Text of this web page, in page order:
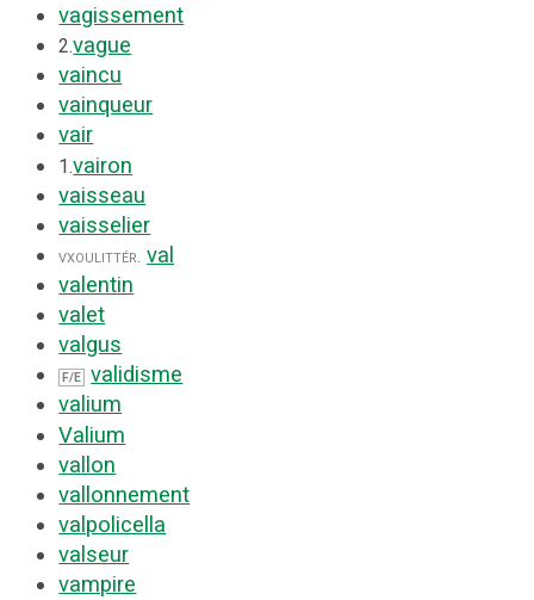
vagissement
2.vague
vaincu
vainqueur
vair
1.vairon
vaisseau
vaisselier
vxoulittér. val
valentin
valet
valgus
F/E
validisme
valium
Valium
vallon
vallonnement
valpolicella
valseur
vampire